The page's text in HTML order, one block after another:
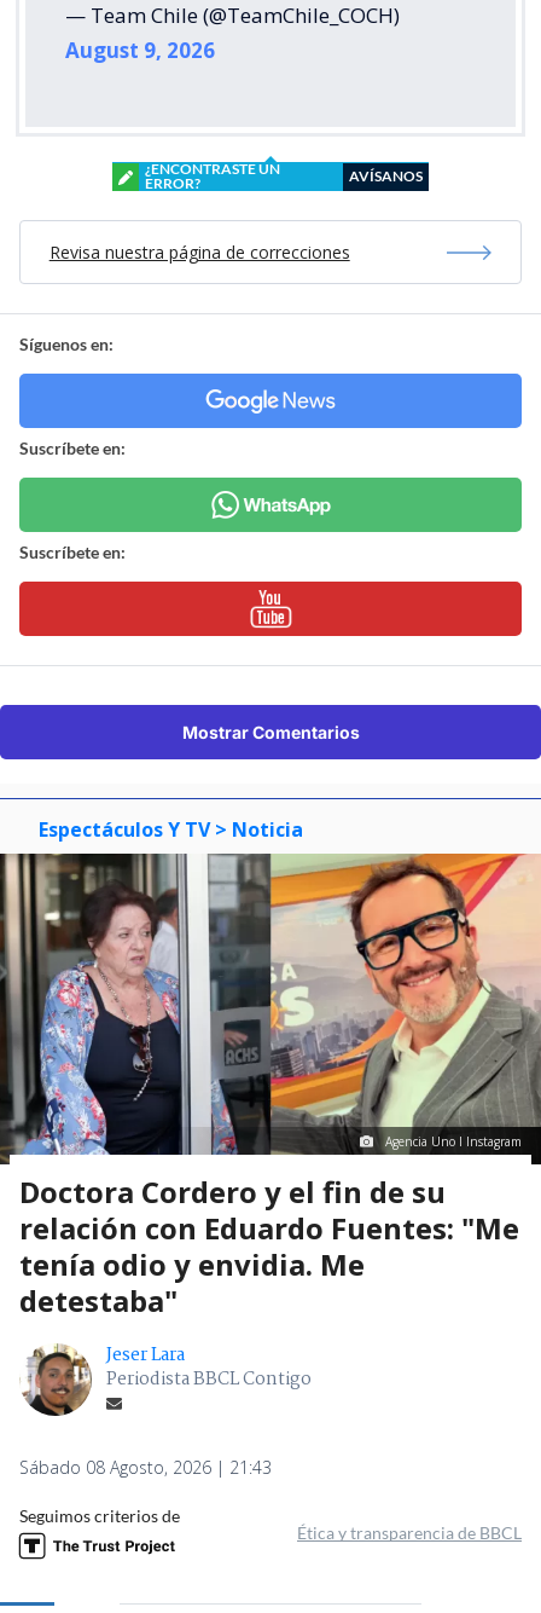
— Team Chile (@TeamChile_COCH)
August 9, 2026
¿ENCONTRASTE UN
ERROR?
AVÍSANOS
Revisa nuestra página de correcciones
Síguenos en:
Suscríbete en:
Suscríbete en:
Mostrar Comentarios
Espectáculos Y TV > Noticia
Agencia Uno I Instagram
Doctora Cordero y el fin de su
relación con Eduardo Fuentes: "Me
tenía odio y envidia. Me
detestaba"
Jeser Lara
Periodista BBCL Contigo
Sábado 08 Agosto, 2026 | 21:43
Seguimos criterios de
Ética y transparencia de BBCL